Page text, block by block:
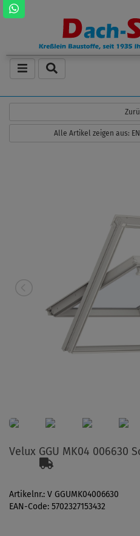
Alle Artikel zeigen aus:
Velux GGU MK04 006630
Artikelnr.: V GGUMK04006630
EAN-Code: 5702327153432